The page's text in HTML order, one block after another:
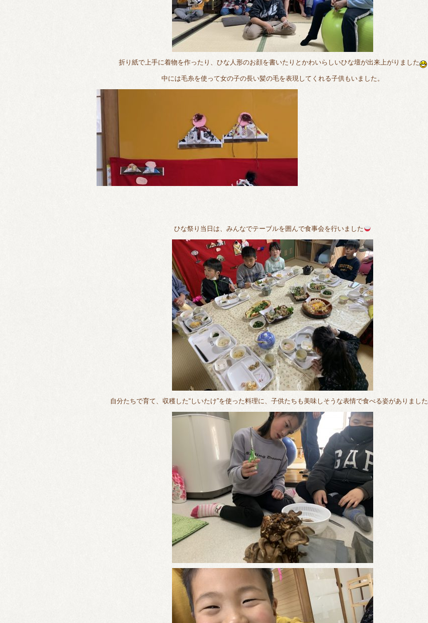
折り紙で上手に着物を作ったり、ひな人形のお顔を書いたりとかわいらしいひな壇が出来上がりました
中には毛糸を使って女の子の長い髪の毛を表現してくれる子供もいました。
ひな祭り当日は、みんなでテーブルを囲んで食事会を行いました
自分たちで育て、収穫した“しいたけ”を使った料理に、子供たちも美味しそうな表情で食べる姿がありました